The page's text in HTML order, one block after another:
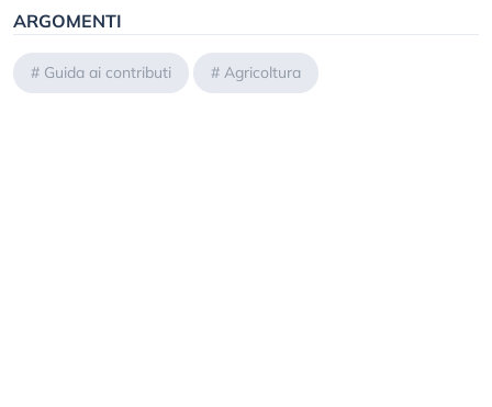
ARGOMENTI
# Guida ai contributi # Agricoltura